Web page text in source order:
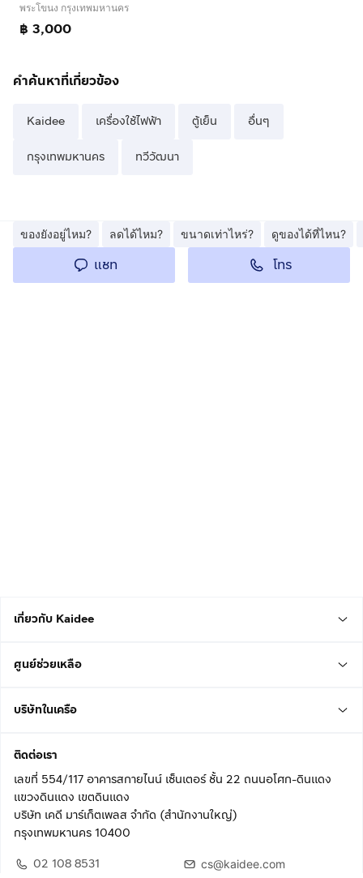
พระโขนง กรุงเทพมหานคร
฿ 3,000
คำค้นหาที่เกี่ยวข้อง
Kaidee เครื่องใช้ไฟฟ้า ตู้เย็น อื่นๆ
กรุงเทพมหานคร ทวีวัฒนา
ของยังอยู่ไหม? ลดได้ไหม? ขนาดเท่าไหร่? ดูของได้ที่ไหน?
แชท โทร
เกี่ยวกับ Kaidee
ศูนย์ช่วยเหลือ
บริษัทในเครือ
ติดต่อเรา
เลขที่ 554/117 อาคารสกายไนน์ เซ็นเตอร์ ชั้น 22 ถนนอโศก-ดินแดง
แขวงดินแดง เขตดินแดง
บริษัท เคดี มาร์เก็ตเพลส จำกัด (สำนักงานใหญ่)
กรุงเทพมหานคร 10400
02 108 8531
cs@kaidee.com